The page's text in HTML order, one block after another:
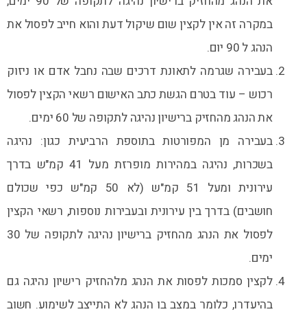
במקרה זה אין לקצין שום שיקול דעת והוא חייב לפסול את
הנהג ל 90 יום.
בעבירה שגרמה לתאונת דרכים שבה נחבל אדם או ניזוק
רכוש – עוד בטרם הגשת כתב האישום רשאי הקצין לפסול
את הנהג מהחזיק ברישיון נהיגה לתקופה של 60 ימים.
בעבירה מן המפורטות בתוספת הרביעית כגון: נהיגה
בשכרות, נהיגה במהירות מופרזת מעל 41 קמ"ש בדרך
עירונית ומעל 51 קמ"ש (לא 50 קמ"ש כפי שכולם
חושבים) בדרך בין עירונית ובעבירות נוספות, רשאי הקצין
לפסול את הנהג מהחזיק ברישיון נהיגה לתקופה של 30
ימים.
לקצין סמכות לפסות את הנהג מלהחזיק רישיון נהיגה גם
בהיעדרו, כלומר במצב בו הנהג לא התייצב לשימוע. חשוב